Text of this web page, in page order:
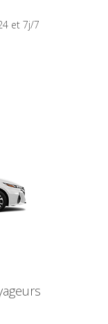
et 7j/7